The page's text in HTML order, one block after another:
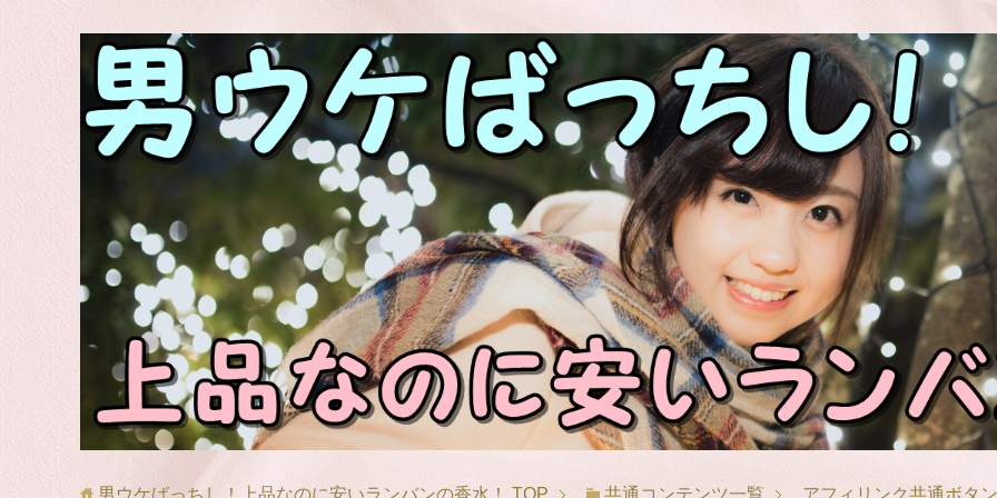
男ウケばっちし！上品なのに安いランバンの香水！ TOP 共通コンテンツ一覧 アフィリンク共通ボタ